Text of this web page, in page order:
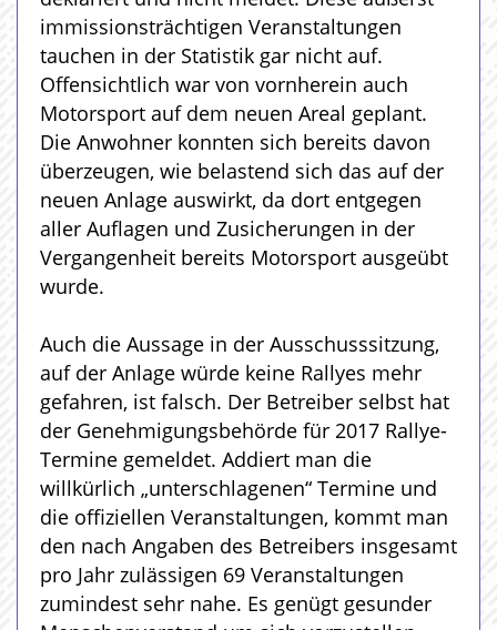
immissionsträchtigen Veranstaltungen
tauchen in der Statistik gar nicht auf.
Offensichtlich war von vornherein auch
Motorsport auf dem neuen Areal geplant.
Die Anwohner konnten sich bereits davon
überzeugen, wie belastend sich das auf der
neuen Anlage auswirkt, da dort entgegen
aller Auflagen und Zusicherungen in der
Vergangenheit bereits Motorsport ausgeübt
wurde.
Auch die Aussage in der Ausschusssitzung,
auf der Anlage würde keine Rallyes mehr
gefahren, ist falsch. Der Betreiber selbst hat
der Genehmigungsbehörde für 2017 Rallye-
Termine gemeldet. Addiert man die
willkürlich „unterschlagenen“ Termine und
die offiziellen Veranstaltungen, kommt man
den nach Angaben des Betreibers insgesamt
pro Jahr zulässigen 69 Veranstaltungen
zumindest sehr nahe. Es genügt gesunder